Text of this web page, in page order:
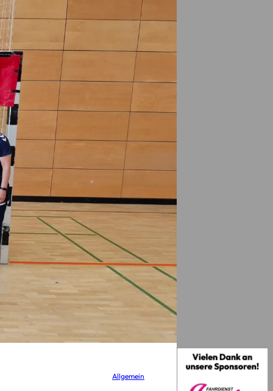
Allgemein